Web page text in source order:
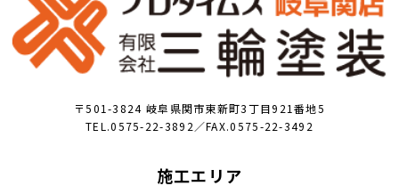
〒501-3824 岐阜県関市東新町3丁目921番地5
TEL.0575-22-3892／FAX.0575-22-3492
施工エリア